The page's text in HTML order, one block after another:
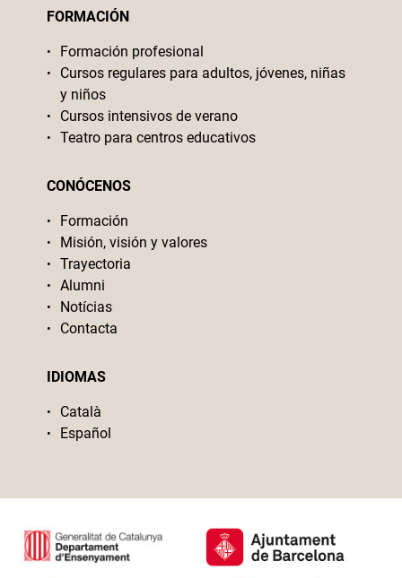
FORMACIÓN
Formación profesional
Cursos regulares para adultos, jóvenes, niñas
y niños
Cursos intensivos de verano
Teatro para centros educativos
CONÓCENOS
Formación
Misión, visión y valores
Trayectoria
Alumni
Notícias
Contacta
IDIOMAS
Català
Español